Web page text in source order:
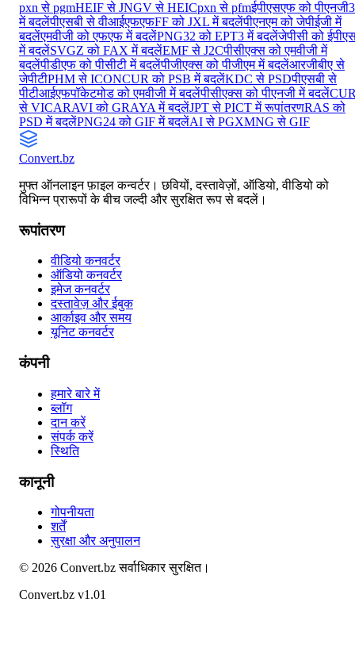
pxn से pgmHEIF से JNGV से HEICpxn से pfmईपीएसएफ को
में बदलेंपीएसबी से वीआईएफएफFF को JXL में बदलेंपीएनएम को जेपीईजी में
बदलेंएमवीजी को एफएफ में बदलेंPNG32 को EPT3 में बदलेंजेपीसी को
में बदलेंSVGZ को FAX में बदलेंEMF से J2Cपीसीएक्स को एमवीजी में
बदलेंपीडीएफ को पीसीटी में बदलेंपीजीएक्स को पीजीएम में बदलेंआरजीबीए से
जेपीटीPHM से ICONCUR को PSB में बदलेंKDC से PSDपीएसबी से
पीटीआईएफपॉकेटमोड को एमवीजी में बदलेंपीसीएक्स को पीएनजी में बदलें
से VICARAVI को GRAYA में बदलेंJPT से PICT में रूपांतरणRAS को
PSD में बदलेंPNG24 को GIF में बदलेंAI से PGXMNG से GIF
Convert.bz
मुफ्त ऑनलाइन फ़ाइल कन्वर्टर। छवियों, दस्तावेज़ों, ऑडियो, वीडियो को
विभिन्न प्रारूपों के बीच जल्दी और सुरक्षित रूप से बदलें।
रूपांतरण
वीडियो कनवर्टर
ऑडियो कनवर्टर
इमेज कनवर्टर
दस्तावेज़ और ईबुक
आर्काइव और समय
यूनिट कनवर्टर
कंपनी
हमारे बारे में
ब्लॉग
दान करें
संपर्क करें
स्थिति
कानूनी
गोपनीयता
शर्तें
सुरक्षा और अनुपालन
© 2026 Convert.bzसर्वाधिकार सुरक्षित।
Convert.bz v1.01